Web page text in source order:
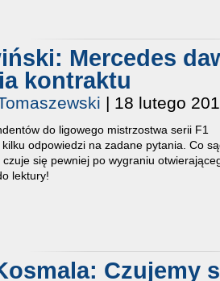
Mercedes
kontraktu
| 18 lutego
do ligowego mistrzostwa serii F1
kilku odpowiedzi na zadane pytania. Co
czuje się pewniej po wygraniu
lektury!
Czujemy